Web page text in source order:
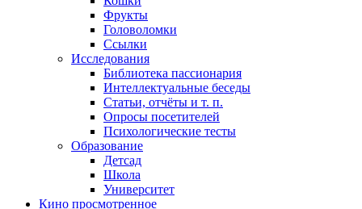
Фрукты
Головоломки
Ссылки
Исследования
Библиотека пассионария
Интеллектуальные беседы
Статьи, отчёты и т. п.
Опросы посетителей
Психологические тесты
Образование
Детсад
Школа
Университет
Кино просмотренное